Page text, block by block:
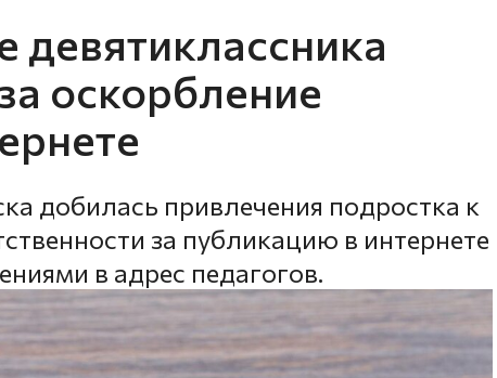
девятиклассника
оскорбление
добилась привлечения подростка к
за публикацию в интернете
в адрес педагогов.